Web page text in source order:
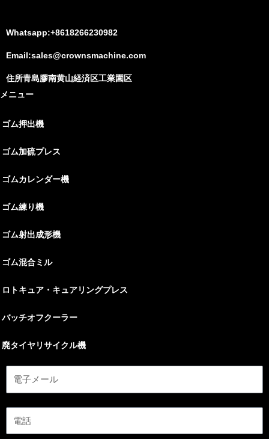
Whatsapp:+8618266230982
Email:sales@crownsmachine.com
住所青島膠南黄山経済区工業園区
メニュー
ゴム押出機
ゴム加硫プレス
ゴムカレンダー機
ゴム練り機
ゴム射出成形機
ゴム混合ミル
ロトキュア・キュアリングプレス
バッチオフクーラー
廃タイヤリサイクル機